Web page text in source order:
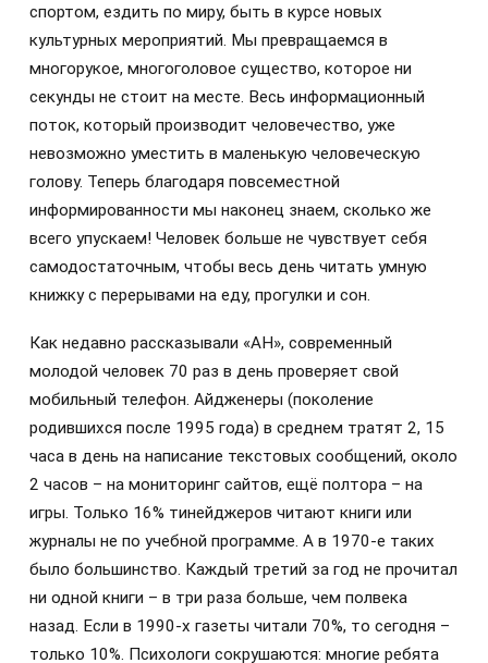
спортом, ездить по миру, быть в курсе новых
культурных мероприятий. Мы превращаемся в
многорукое, многоголовое существо, которое ни
секунды не стоит на месте. Весь информационный
поток, который производит человечество, уже
невозможно уместить в маленькую человеческую
голову. Теперь благодаря повсеместной
информированности мы наконец знаем, сколько же
всего упускаем! Человек больше не чувствует себя
самодостаточным, чтобы весь день читать умную
книжку с перерывами на еду, прогулки и сон.
Как недавно рассказывали «АН», современный
молодой человек 70 раз в день проверяет свой
мобильный телефон. Айдженеры (поколение
родившихся после 1995 года) в среднем тратят 2, 15
часа в день на написание текстовых сообщений, около
2 часов – на мониторинг сайтов, ещё полтора – на
игры. Только 16% тинейджеров читают книги или
журналы не по учебной программе. А в 1970-е таких
было большинство. Каждый третий за год не прочитал
ни одной книги – в три раза больше, чем полвека
назад. Если в 1990-х газеты читали 70%, то сегодня –
только 10%. Психологи сокрушаются: многие ребята